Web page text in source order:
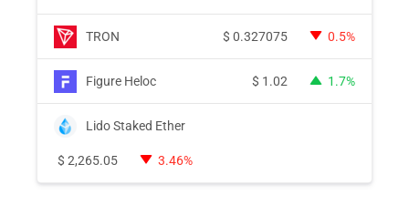
TRON $ 0.327075 0.5%
Figure Heloc $ 1.02 1.7%
Lido Staked Ether
$ 2,265.05 3.46%